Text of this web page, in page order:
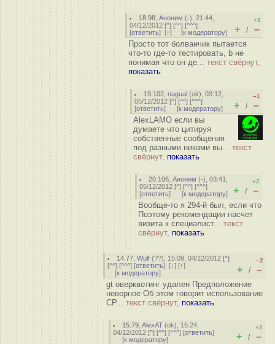
18.98 ,Аноним (-), 21:44,
04/12/2012 [^] [^^] [^^^]
[ответить] [↑] [к модератору]
+1
+ / –
Просто тот болванчик пытается
что-то где-то тестировать, b не
понимая что он де... текст свёрнут,
показать
19.102 ,nagual (ok), 03:12,
05/12/2012 [^] [^^] [^^^]
[ответить] [к модератору]
–1
+ / –
AlexLAMO если вы
думаете что цитируя
собственные сообщения
под разными никами вы... текст
свёрнут, показать
20.106 ,Аноним (-), 03:41,
05/12/2012 [^] [^^] [^^^]
[ответить] [к модератору]
+2
+ / –
Вообще-то я 294-й был, если что
Поэтому рекомендации насчет
визита к специалист... текст
свёрнут, показать
14.77 ,Wulf (??), 15:09, 04/12/2012 [^]
[^^] [^^^] [ответить] [↓] [↑]
[к модератору]
–2
+ / –
gt оверквотинг удален Предположение
неверное Об этом говорит использование
CP... текст свёрнут, показать
15.79 ,AlexAT (ok), 15:24,
04/12/2012 [^] [^^] [^^^] [ответить]
[к модератору]
+2
+ / –